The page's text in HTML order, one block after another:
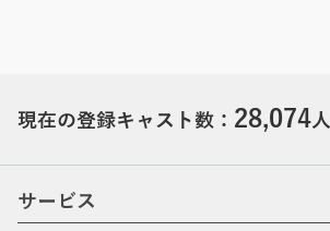
現在の登録キャスト数： 28,074人
サービス